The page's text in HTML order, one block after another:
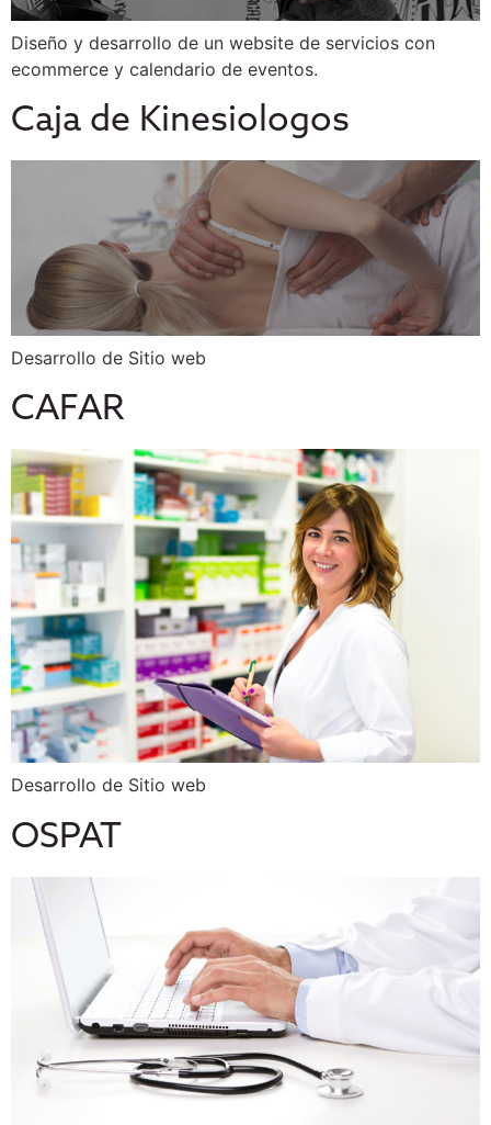
Diseño y desarrollo de un website de servicios con
ecommerce y calendario de eventos.
Caja de Kinesiologos
Desarrollo de Sitio web
CAFAR
Desarrollo de Sitio web
OSPAT